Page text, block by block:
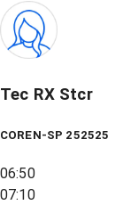
Tec RX Stcr
COREN-SP 252525
06:50
07:10